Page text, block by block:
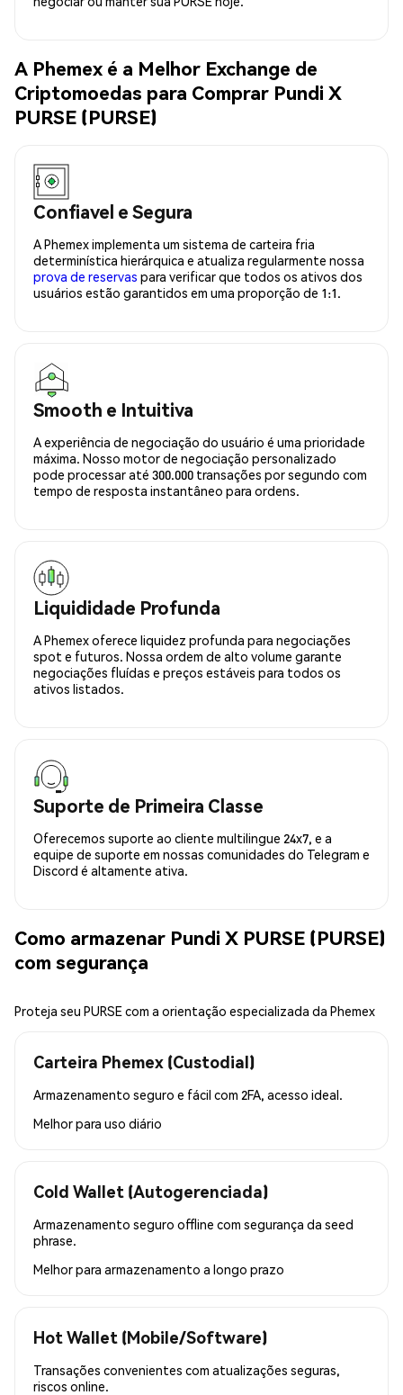
A Phemex é a Melhor Exchange de
Criptomoedas para Comprar Pundi X
PURSE (PURSE)
Confiavel e Segura
A Phemex implementa um sistema de carteira fria
determinística hierárquica e atualiza regularmente nossa
prova de reservas para verificar que todos os ativos dos
usuários estão garantidos em uma proporção de 1:1.
Smooth e Intuitiva
A experiência de negociação do usuário é uma prioridade
máxima. Nosso motor de negociação personalizado
pode processar até 300.000 transações por segundo com
tempo de resposta instantâneo para ordens.
Liquididade Profunda
A Phemex oferece liquidez profunda para negociações
spot e futuros. Nossa ordem de alto volume garante
negociações fluídas e preços estáveis para todos os
ativos listados.
Suporte de Primeira Classe
Oferecemos suporte ao cliente multilingue 24x7, e a
equipe de suporte em nossas comunidades do Telegram e
Discord é altamente ativa.
Como armazenar Pundi X PURSE (PURSE)
com segurança
Proteja seu PURSE com a orientação especializada da Phemex
Carteira Phemex (Custodial)
Armazenamento seguro e fácil com 2FA, acesso ideal.
Melhor para uso diário
Cold Wallet (Autogerenciada)
Armazenamento seguro offline com segurança da seed
phrase.
Melhor para armazenamento a longo prazo
Hot Wallet (Mobile/Software)
Transações convenientes com atualizações seguras,
riscos online.